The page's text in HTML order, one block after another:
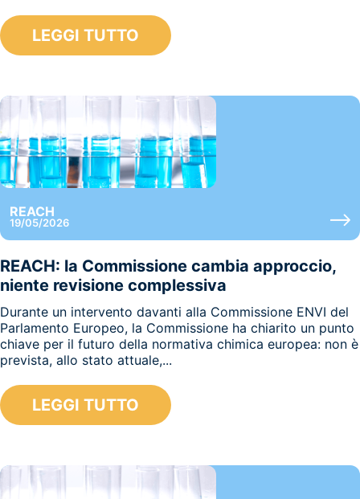
LEGGI TUTTO
REACH
19/05/2026
REACH: la Commissione cambia approccio,
niente revisione complessiva
Durante un intervento davanti alla Commissione ENVI del
Parlamento Europeo, la Commissione ha chiarito un punto
chiave per il futuro della normativa chimica europea: non è
prevista, allo stato attuale,...
LEGGI TUTTO